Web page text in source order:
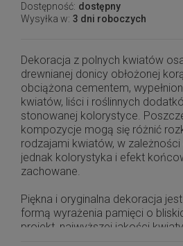
Dostępność: dostępny
Wysyłka w: 3 dni roboczych
Dekoracja z polnych kwiatów
drewnianej donicy obłożonej
obciążona cementem,
kwiatów, liści i roślinnych
stonowanej kolorystyce.
kompozycje mogą się różnić
rodzajami kwiatów, w
jednak kolorystyka i efekt
zachowane.
Piękna i oryginalna dekoracja
formą wyrażenia pamięci o
projekt, najwyższej jakości